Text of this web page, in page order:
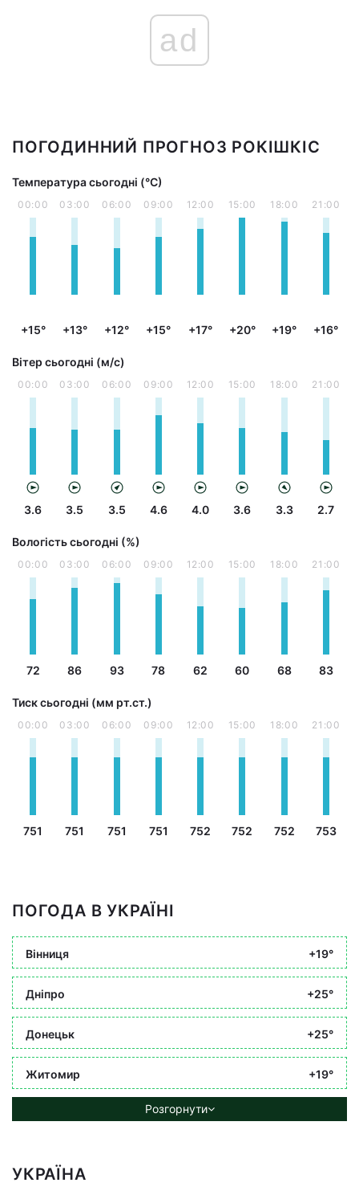
ad
ПОГОДИННИЙ ПРОГНОЗ РОКІШКІС
Температура сьогодні (°С)
00:00
+15°
03:00
+13°
06:00
+12°
09:00
+15°
12:00
+17°
15:00
+20°
18:00
+19°
21:00
+16°
Вітер сьогодні (м/с)
00:00
3.6
03:00
3.5
06:00
3.5
09:00
4.6
12:00
4.0
15:00
3.6
18:00
3.3
21:00
2.7
Вологість сьогодні (%)
00:00
72
03:00
86
06:00
93
09:00
78
12:00
62
15:00
60
18:00
68
21:00
83
Тиск сьогодні (мм рт.ст.)
00:00
751
03:00
751
06:00
751
09:00
751
12:00
752
15:00
752
18:00
752
21:00
753
ПОГОДА В УКРАЇНІ
Вінниця +19°
Дніпро +25°
Донецьк +25°
Житомир +19°
Розгорнути
УКРАЇНА